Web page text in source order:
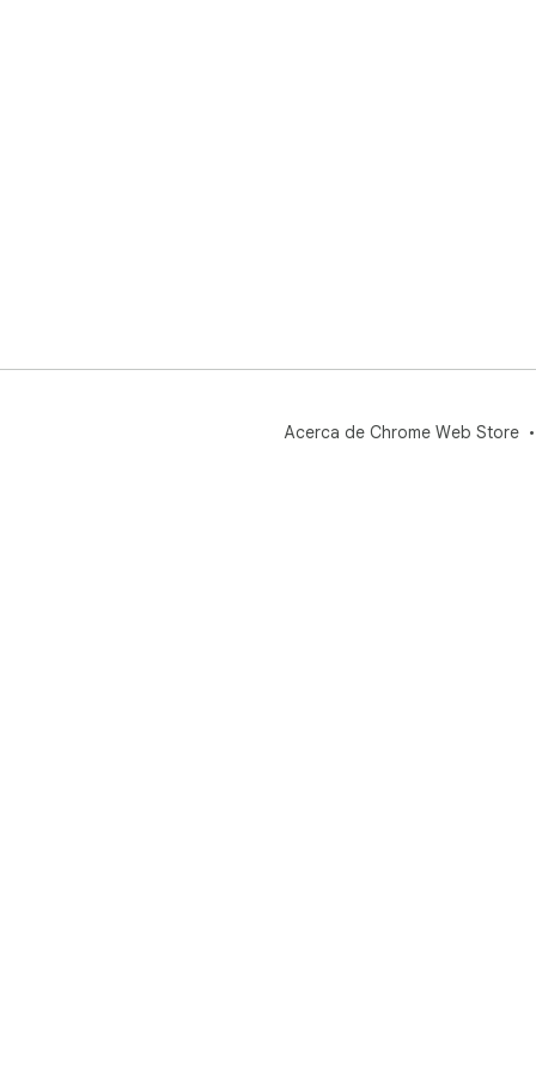
Acerca de Chrome Web Store